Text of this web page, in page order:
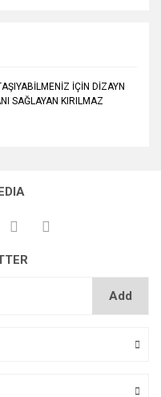
İÇİN DİZAYN
SAĞLAYAN KIRILMAZ
Add